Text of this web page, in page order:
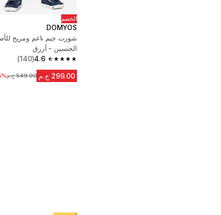
الخصم
DOMYOS
شورت جيم ناعم ومريح
الجنسين - أزرق
4.6
4.6 out of 5 stars from 140 reviews
(140)
299.00 ج.م السعر قبل
549.00 ج.م